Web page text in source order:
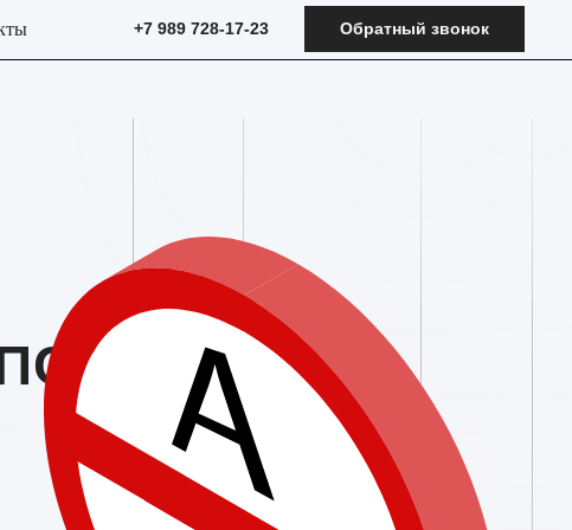
+7 989 728-17-23 Обратный звонок
И